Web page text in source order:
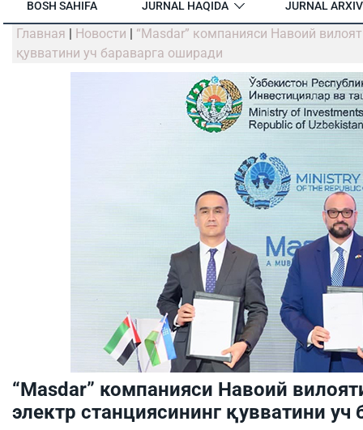
BOSH SAHIFA JURNAL HAQIDA JURNAL
Главная | Новости | “Masdar” компанияси Навоий
қувватини уч бараварга оширади
“Masdar” компанияси Навоий
электр станциясининг қувватини